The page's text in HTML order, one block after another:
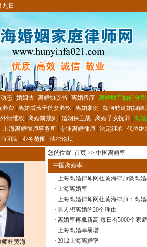
九日
态 婚姻法 离婚协议书 离婚程序 离婚财产如何分割
养费 离婚后孩子的抚养权 离婚案例
如何聘请婚姻律
情维权 离婚前规则 婚姻保卫战 离婚子女抚养 离
上海离婚律师事务所 专业离婚律师 法定继承 代位继
团队 业务范围 法律论坛
师杜黄海
您的位置: 首页>> 中国离婚率
中国离婚率
· 上海离婚律师网杜黄海律师谈离
· 上海离婚率
· 上海离婚律师网杜黄海律师：离
· 男人想离婚的20个理由
· 离婚率再飙新高 每日有5000个家
· 上海离婚率暴增
· 2012上海离婚率